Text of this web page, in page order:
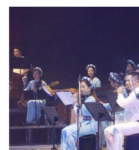
phối khí mới trên nền tảng làn
Nam, đồng thời phải được trình